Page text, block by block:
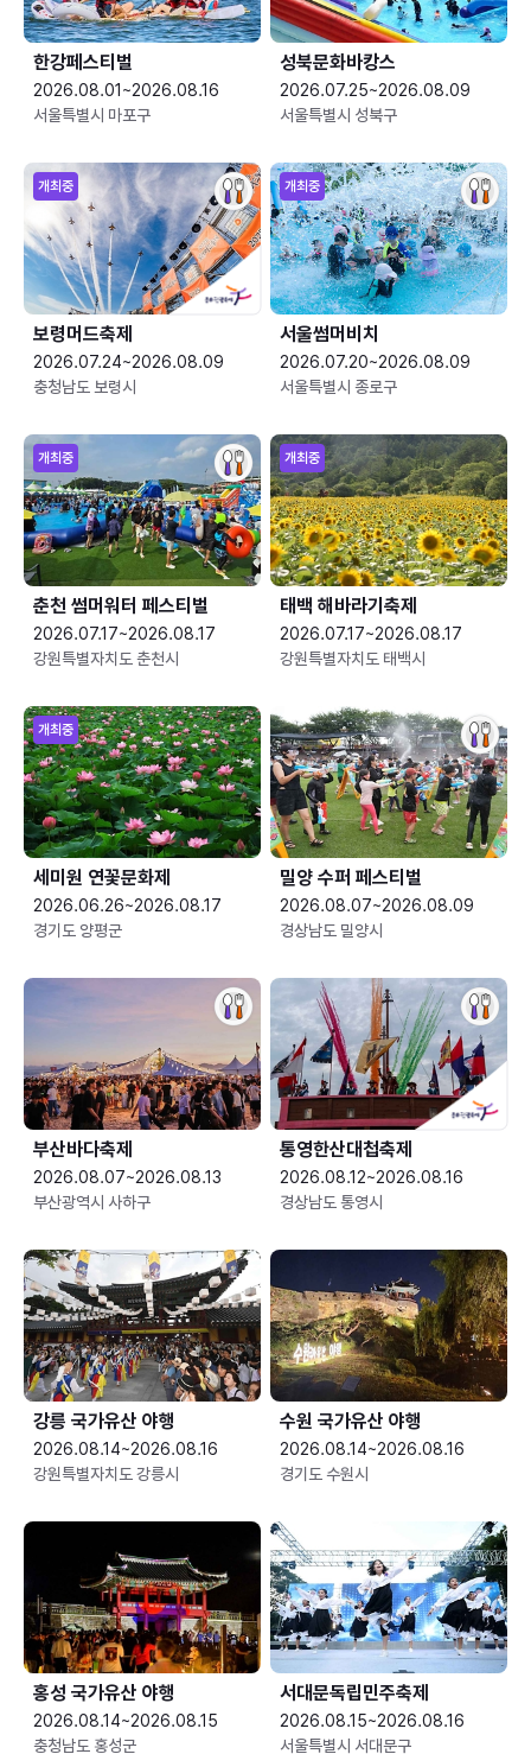
한강페스티벌
2026.08.01~2026.08.16
서울특별시 마포구
성북문화바캉스
2026.07.25~2026.08.09
서울특별시 성북구
개최중
보령머드축제
2026.07.24~2026.08.09
충청남도 보령시
개최중
서울썸머비치
2026.07.20~2026.08.09
서울특별시 종로구
개최중
춘천 썸머워터 페스티벌
2026.07.17~2026.08.17
강원특별자치도 춘천시
개최중
태백 해바라기축제
2026.07.17~2026.08.17
강원특별자치도 태백시
개최중
세미원 연꽃문화제
2026.06.26~2026.08.17
경기도 양평군
밀양 수퍼 페스티벌
2026.08.07~2026.08.09
경상남도 밀양시
부산바다축제
2026.08.07~2026.08.13
부산광역시 사하구
통영한산대첩축제
2026.08.12~2026.08.16
경상남도 통영시
강릉 국가유산 야행
2026.08.14~2026.08.16
강원특별자치도 강릉시
수원 국가유산 야행
2026.08.14~2026.08.16
경기도 수원시
홍성 국가유산 야행
2026.08.14~2026.08.15
충청남도 홍성군
서대문독립민주축제
2026.08.15~2026.08.16
서울특별시 서대문구